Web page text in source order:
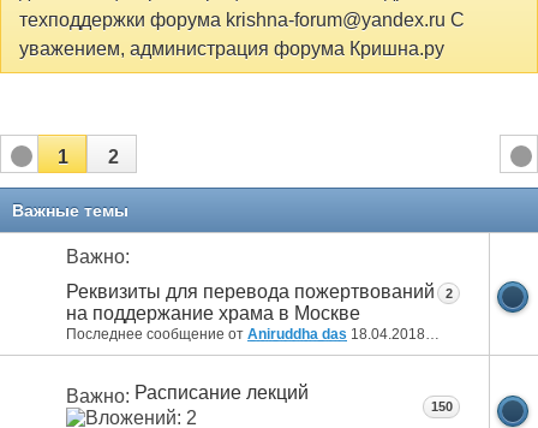
техподдержки форума krishna-forum@yandex.ru С
уважением, администрация форума Кришна.ру
1 2
Важные темы
Важно:
Реквизиты для перевода пожертвований
на поддержание храма в Москве
Последнее сообщение от Aniruddha das 18.04.2018 14:09
2
Важно: Расписание лекций
150